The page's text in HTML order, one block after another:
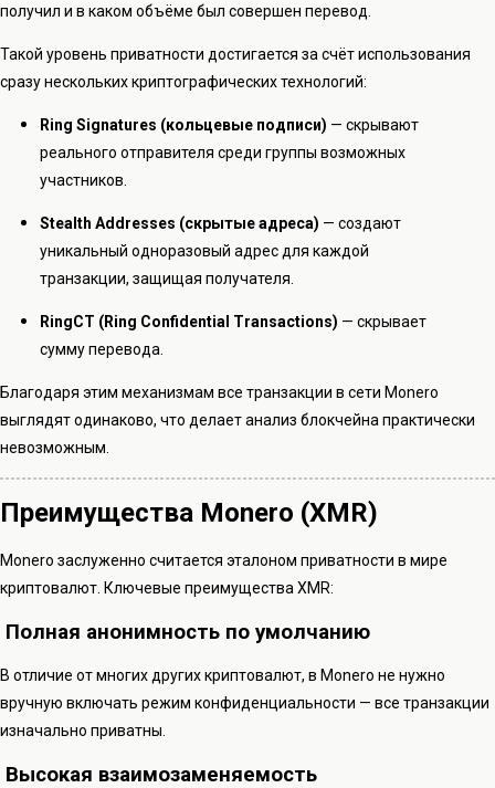
получил и в каком объёме был совершен перевод.
Такой уровень приватности достигается за счёт использования
сразу нескольких криптографических технологий:
Ring Signatures (кольцевые подписи) — скрывают
реального отправителя среди группы возможных
участников.
Stealth Addresses (скрытые адреса) — создают
уникальный одноразовый адрес для каждой
транзакции, защищая получателя.
RingCT (Ring Confidential Transactions) — скрывает
сумму перевода.
Благодаря этим механизмам все транзакции в сети Monero
выглядят одинаково, что делает анализ блокчейна практически
невозможным.
Преимущества Monero (XMR)
Monero заслуженно считается эталоном приватности в мире
криптовалют. Ключевые преимущества XMR:
Полная анонимность по умолчанию
В отличие от многих других криптовалют, в Monero не нужно
вручную включать режим конфиденциальности — все транзакции
изначально приватны.
Высокая взаимозаменяемость